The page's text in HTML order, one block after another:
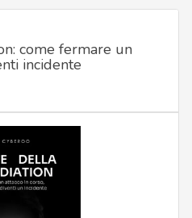
come fermare un
incidente